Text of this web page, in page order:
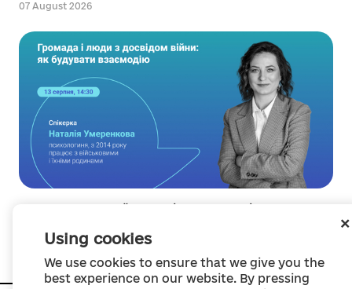
Using cookies
We use cookies to ensure that we give you the
best experience on our website. By pressing
07 August 2026
13 серпня – онлайн-лекція «Громада і люди з
06 August 2026